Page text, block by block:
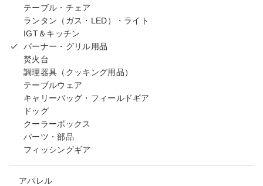
テーブル・チェア
ランタン（ガス・LED）・ライト
IGT＆キッチン
バーナー・グリル用品
焚火台
調理器具（クッキング用品）
テーブルウェア
キャリーバッグ・フィールドギア
ドッグ
クーラーボックス
パーツ・部品
フィッシングギア
アパレル